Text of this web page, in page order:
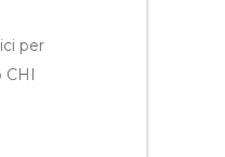
per
CHI